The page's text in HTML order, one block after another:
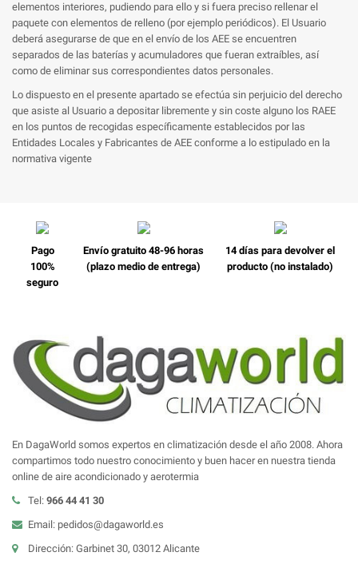
elementos interiores, pudiendo para ello y si fuera preciso rellenar el
paquete con elementos de relleno (por ejemplo periódicos). El Usuario
deberá asegurarse de que en el envío de los AEE se encuentren
separados de las baterías y acumuladores que fueran extraíbles, así
como de eliminar sus correspondientes datos personales.
Lo dispuesto en el presente apartado se efectúa sin perjuicio del derecho
que asiste al Usuario a depositar libremente y sin coste alguno los RAEE
en los puntos de recogidas específicamente establecidos por las
Entidades Locales y Fabricantes de AEE conforme a lo estipulado en la
normativa vigente
Pago
100%
seguro
Envío gratuito 48-96 horas
(plazo medio de entrega)
14 días para devolver el
producto (no instalado)
En DagaWorld somos expertos en climatización desde el año 2008. Ahora
compartimos todo nuestro conocimiento y buen hacer en nuestra tienda
online de aire acondicionado y aerotermia
Tel: 966 44 41 30
Email: pedidos@dagaworld.es
Dirección: Garbinet 30, 03012 Alicante